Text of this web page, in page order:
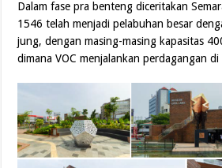
Dalam fase pra benteng diceritakan
1546 telah menjadi pelabuhan besar
jung, dengan masing-masing kapasitas
dimana VOC menjalankan perdagangan di